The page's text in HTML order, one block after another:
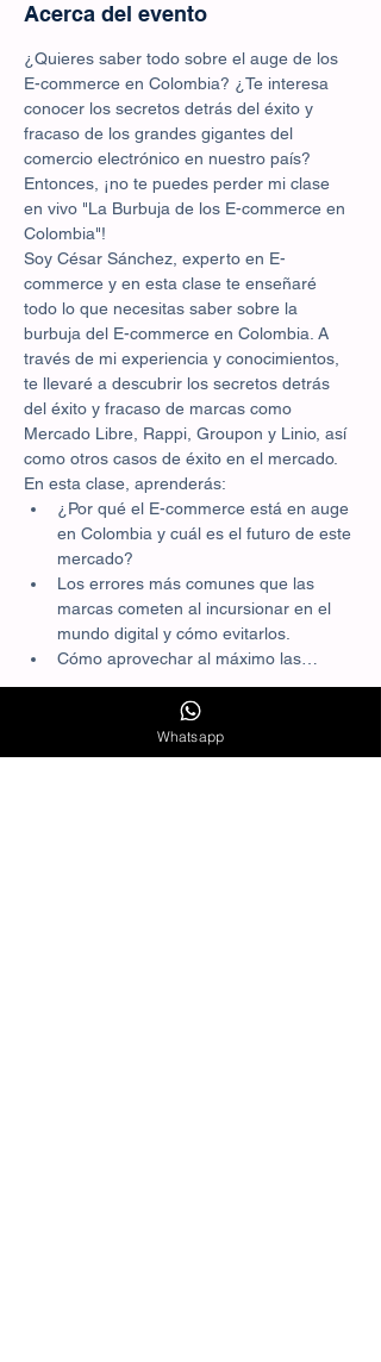
Acerca del evento
¿Quieres saber todo sobre el auge de los
E-commerce en Colombia? ¿Te interesa
conocer los secretos detrás del éxito y
fracaso de los grandes gigantes del
comercio electrónico en nuestro país?
Entonces, ¡no te puedes perder mi clase
en vivo "La Burbuja de los E-commerce en
Colombia"!
Soy César Sánchez, experto en E-
commerce y en esta clase te enseñaré
todo lo que necesitas saber sobre la
burbuja del E-commerce en Colombia. A
través de mi experiencia y conocimientos,
te llevaré a descubrir los secretos detrás
del éxito y fracaso de marcas como
Mercado Libre, Rappi, Groupon y Linio, así
como otros casos de éxito en el mercado.
En esta clase, aprenderás:
¿Por qué el E-commerce está en auge
en Colombia y cuál es el futuro de este
mercado?
Los errores más comunes que las
marcas cometen al incursionar en el
mundo digital y cómo evitarlos.
Cómo aprovechar al máximo las…
Agenda
Whatsapp